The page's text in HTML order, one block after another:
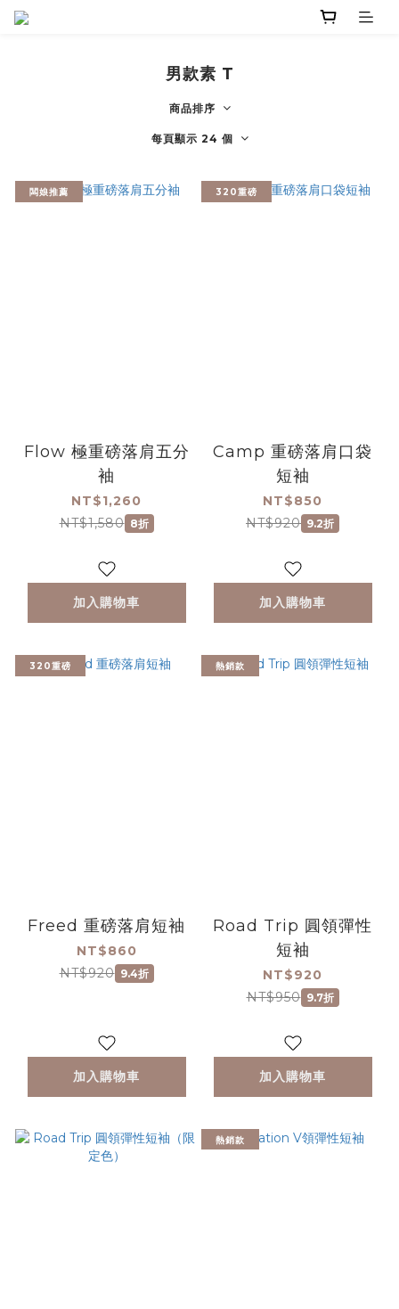
男款素 T
商品排序
每頁顯示 24 個
闆娘推薦
Flow 極重磅落肩五分
袖
NT$1,260
NT$1,580 8折
加入購物車
320重磅
Camp 重磅落肩口袋
短袖
NT$850
NT$920 9.2折
加入購物車
320重磅
Freed 重磅落肩短袖
NT$860
NT$920 9.4折
加入購物車
熱銷款
Road Trip 圓領彈性
短袖
NT$920
NT$950 9.7折
加入購物車
熱銷款